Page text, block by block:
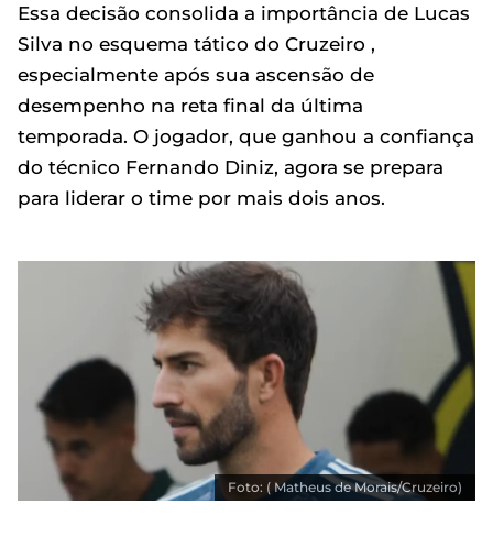
Essa decisão consolida a importância de Lucas
Silva no esquema tático do Cruzeiro ,
especialmente após sua ascensão de
desempenho na reta final da última
temporada. O jogador, que ganhou a confiança
do técnico Fernando Diniz, agora se prepara
para liderar o time por mais dois anos.
Foto: ( Matheus de Morais/Cruzeiro)